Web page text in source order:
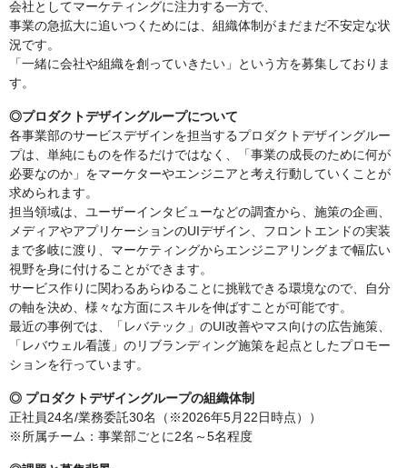
会社としてマーケティングに注力する一方で、
事業の急拡大に追いつくためには、組織体制がまだまだ不安定な状
況です。
「一緒に会社や組織を創っていきたい」という方を募集しておりま
す。
◎プロダクトデザイングループについて
各事業部のサービスデザインを担当するプロダクトデザイングルー
プは、単純にものを作るだけではなく、「事業の成長のために何が
必要なのか」をマーケターやエンジニアと考え行動していくことが
求められます。
担当領域は、ユーザーインタビューなどの調査から、施策の企画、
メディアやアプリケーションのUIデザイン、フロントエンドの実装
まで多岐に渡り、マーケティングからエンジニアリングまで幅広い
視野を身に付けることができます。
サービス作りに関わるあらゆることに挑戦できる環境なので、自分
の軸を決め、様々な方面にスキルを伸ばすことが可能です。
最近の事例では、「レバテック」のUI改善やマス向けの広告施策、
「レバウェル看護」のリブランディング施策を起点としたプロモー
ションを行っています。
◎ プロダクトデザイングループの組織体制
正社員24名/業務委託30名（※2026年5月22日時点））
※所属チーム：事業部ごとに2名～5名程度